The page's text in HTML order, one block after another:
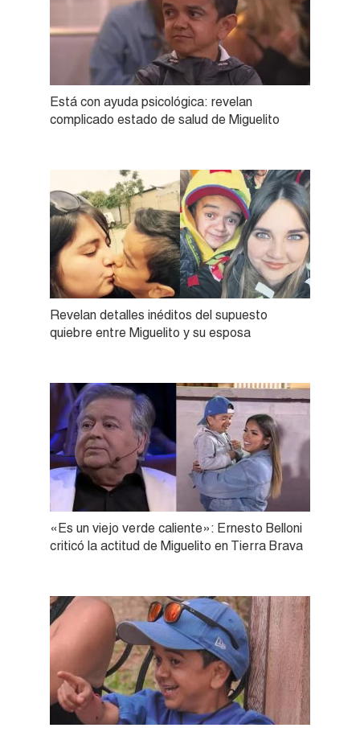
Está con ayuda psicológica: revelan
complicado estado de salud de Miguelito
Revelan detalles inéditos del supuesto
quiebre entre Miguelito y su esposa
«Es un viejo verde caliente»: Ernesto Belloni
criticó la actitud de Miguelito en Tierra Brava